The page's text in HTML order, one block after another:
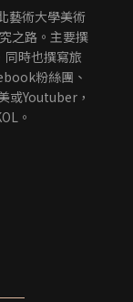
藝術大學美術
之路。主要撰
同時也撰寫旅
粉絲團、
或Youtuber，
。